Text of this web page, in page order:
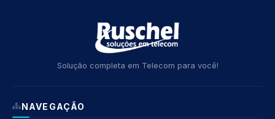
Solução completa em Telecom para você!
NAVEGAÇÃO